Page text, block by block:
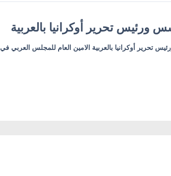
تحرير أوكرانيا بالعربية
أوكرانيا بالعربية الامين العام للمجلس العربي في